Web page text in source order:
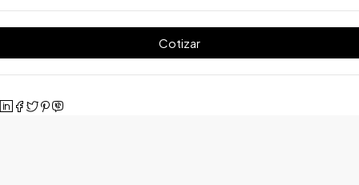
Cotizar